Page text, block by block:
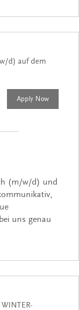
d) auf dem
Apply Now
(m/w/d) und
uns genau